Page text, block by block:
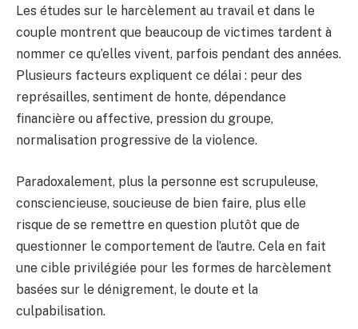
Les études sur le harcèlement au travail et dans le
couple montrent que beaucoup de victimes tardent à
nommer ce qu’elles vivent, parfois pendant des années.
Plusieurs facteurs expliquent ce délai : peur des
représailles, sentiment de honte, dépendance
financière ou affective, pression du groupe,
normalisation progressive de la violence.
Paradoxalement, plus la personne est scrupuleuse,
consciencieuse, soucieuse de bien faire, plus elle
risque de se remettre en question plutôt que de
questionner le comportement de l’autre. Cela en fait
une cible privilégiée pour les formes de harcèlement
basées sur le dénigrement, le doute et la
culpabilisation.